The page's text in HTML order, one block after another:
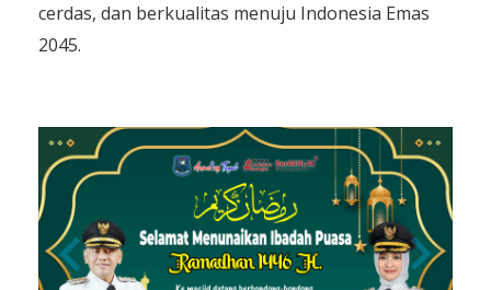
cerdas, dan berkualitas menuju Indonesia Emas
2045.